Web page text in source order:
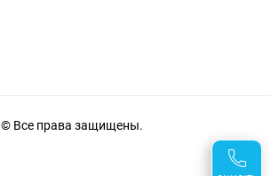
© Все права защищены.